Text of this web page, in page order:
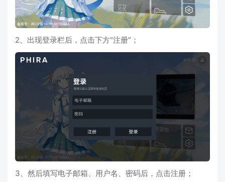
2、出现登录栏后，点击下方“注册”；
3、然后填写电子邮箱、用户名、密码后，点击注册；